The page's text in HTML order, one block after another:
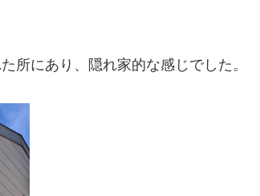
所にあり、隠れ家的な感じでした。